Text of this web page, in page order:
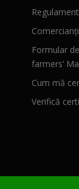
Comercianți
Formular
farmers’
Cum mă
Verifică